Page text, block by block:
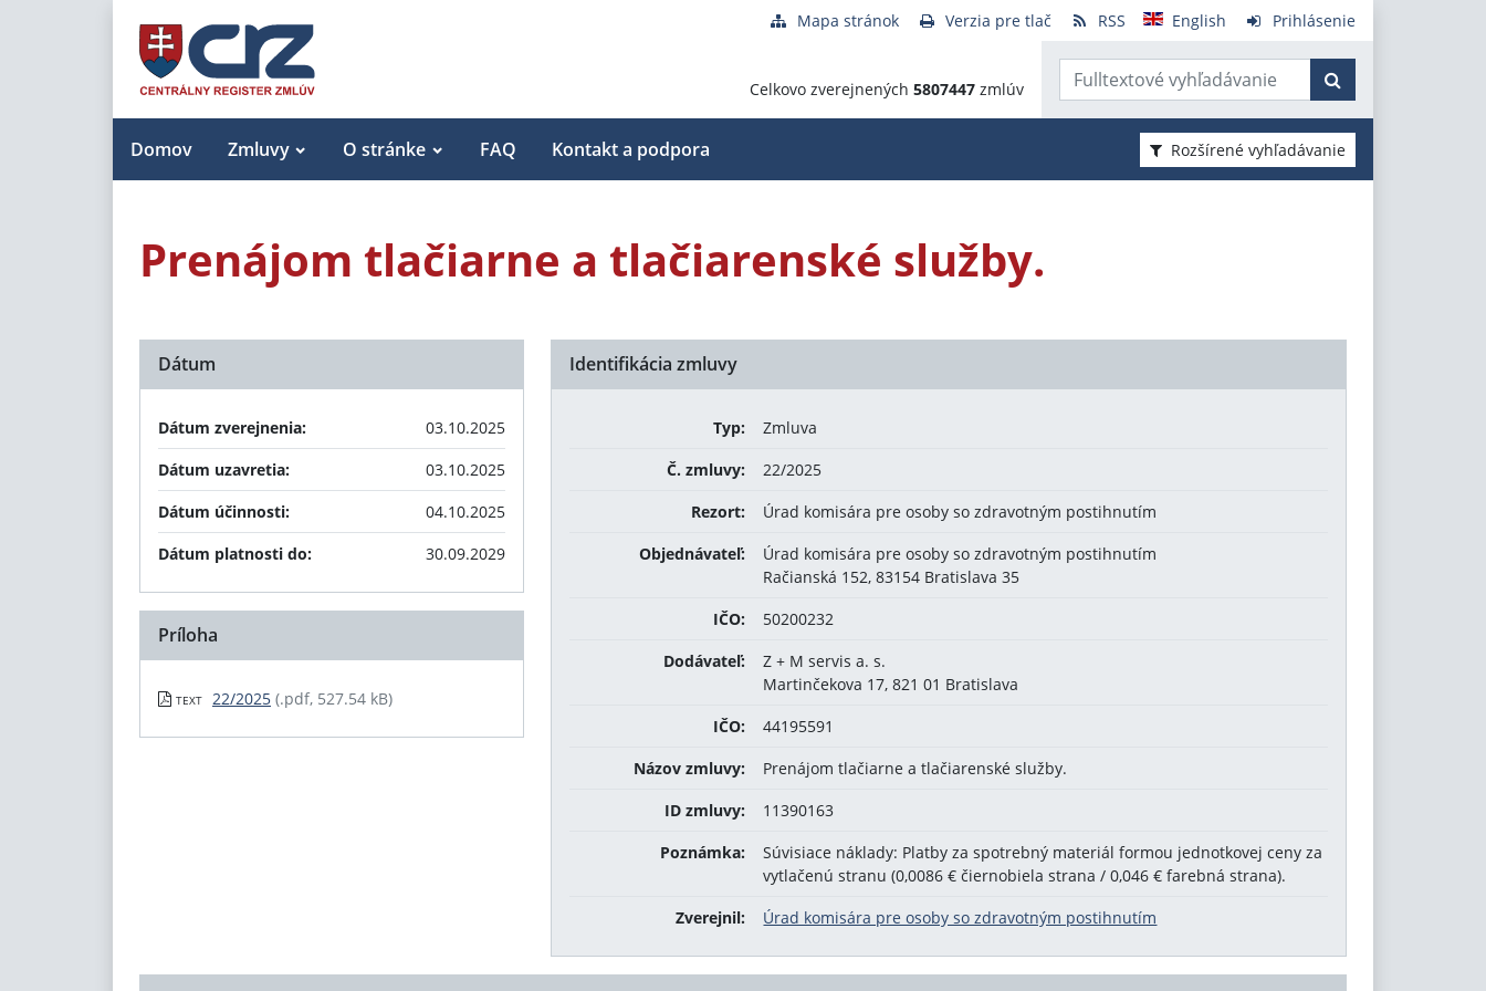
Mapa stránok Verzia pre tlač RSS English Prihlásenie
Celkovo zverejnených 5807447 zmlúv
Domov Zmluvy O stránke FAQ Kontakt a podpora Rozšírené vyhľadávanie
Prenájom tlačiarne a tlačiarenské služby.
Identifikácia zmluvy
Typ:
Zmluva
Č. zmluvy:
22/2025
Rezort:
Úrad komisára pre osoby so zdravotným postihnutím
Objednávateľ:
Úrad komisára pre osoby so zdravotným postihnutím
Račianská 152, 83154 Bratislava 35
IČO:
50200232
Dodávateľ:
Z + M servis a. s.
Martinčekova 17, 821 01 Bratislava
IČO:
44195591
Názov zmluvy:
Prenájom tlačiarne a tlačiarenské služby.
ID zmluvy:
11390163
Poznámka:
Súvisiace náklady: Platby za spotrebný materiál formou jednotkovej ceny za
vytlačenú stranu (0,0086 € čiernobiela strana / 0,046 € farebná strana).
Zverejnil:
Úrad komisára pre osoby so zdravotným postihnutím
Dátum
Dátum zverejnenia:
03.10.2025
Dátum uzavretia:
03.10.2025
Dátum účinnosti:
04.10.2025
Dátum platnosti do:
30.09.2029
Príloha
TEXT 22/2025 (.pdf, 527.54 kB)